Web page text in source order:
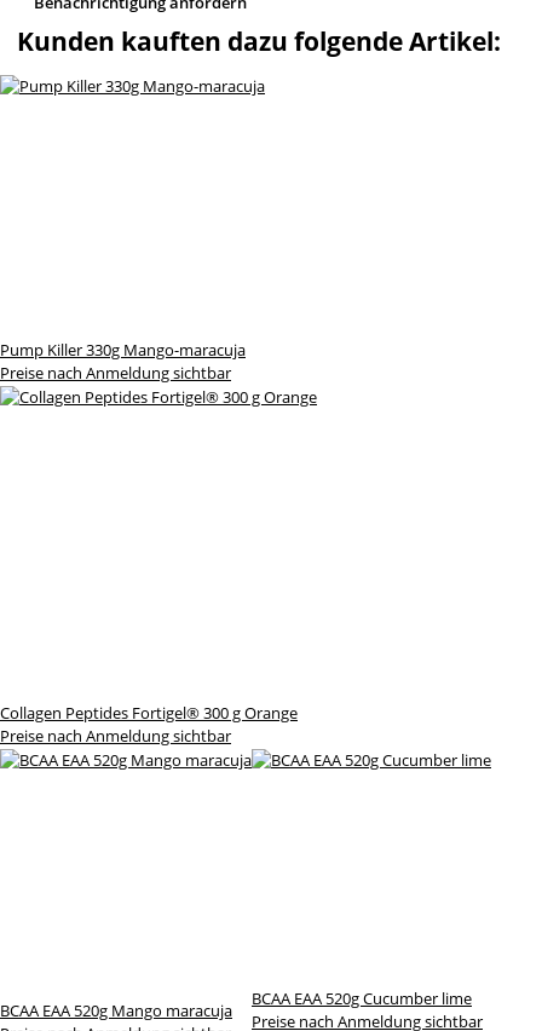
Kunden kauften dazu folgende Artikel:
Pump Killer 330g Mango-maracuja
Preise nach Anmeldung sichtbar
Collagen Peptides Fortigel® 300 g Orange
Preise nach Anmeldung sichtbar
BCAA EAA 520g Mango maracuja
BCAA EAA 520g Cucumber lime
Preise nach Anmeldung sichtbar